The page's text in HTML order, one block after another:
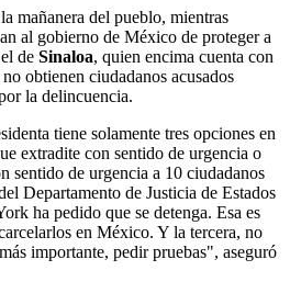
mañanera del pueblo, mientras
al gobierno de México de proteger a
de Sinaloa, quien encima cuenta con
obtienen ciudadanos acusados
la delincuencia.
tiene solamente tres opciones en
extradite con sentido de urgencia o
sentido de urgencia a 10 ciudadanos
Departamento de Justicia de Estados
ha pedido que se detenga. Esa es
en México. Y la tercera, no
importante, pedir pruebas", aseguró